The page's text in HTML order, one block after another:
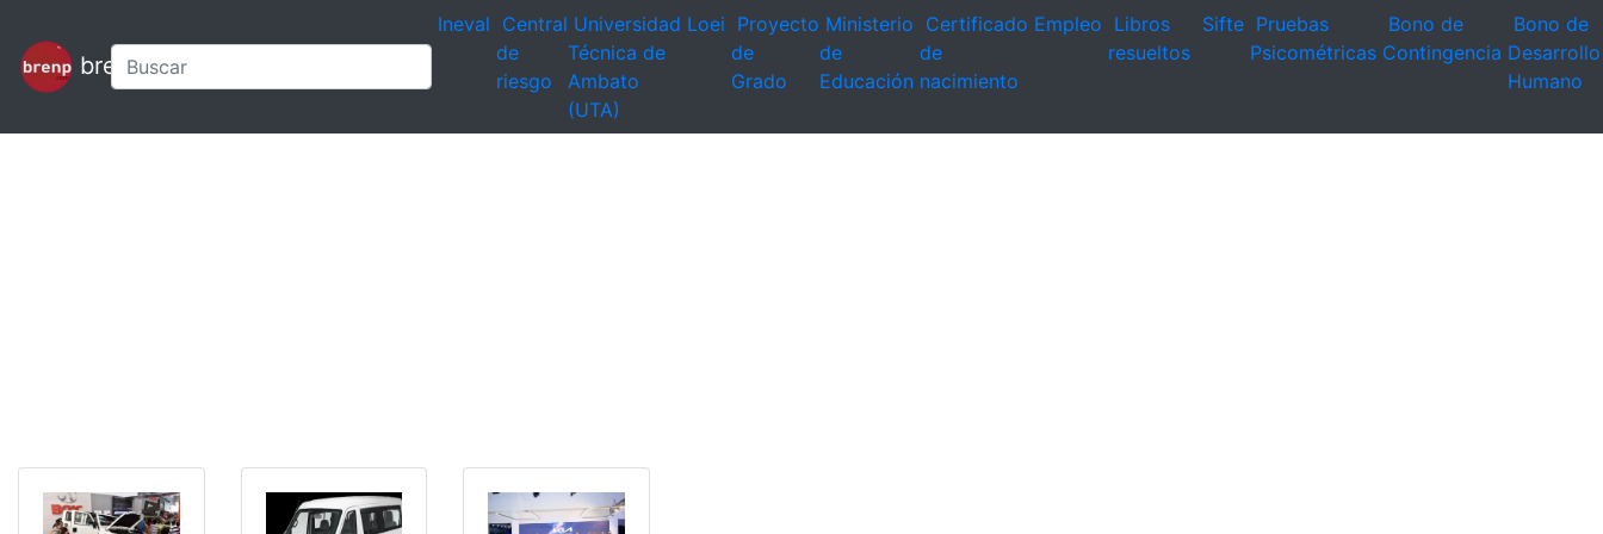
brenp
Ineval Central
de
riesgo
Universidad
Técnica de
Ambato
(UTA)
Loei Proyecto
de
Grado
Ministerio
de
Educación
Certificado
de
nacimiento
Empleo Libros
resueltos
Sifte Pruebas
Psicométricas
Bono de
Contingencia
Bono de
Desarrollo
Humano